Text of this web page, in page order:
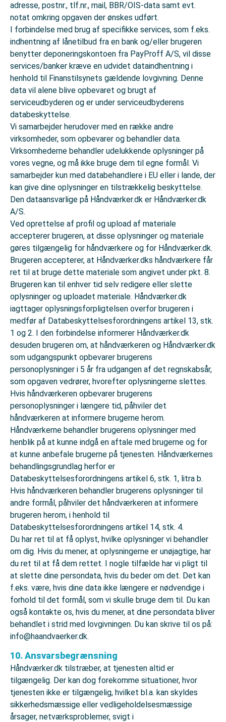
adresse, postnr., tlf.nr., mail, BBR/OIS-data samt evt.
notat omkring opgaven der ønskes udført.
I forbindelse med brug af specifikke services, som f.eks.
indhentning af lånetilbud fra en bank og/eller brugeren
benytter deponeringskontoen fra PayProff A/S, vil disse
services/banker kræve en udvidet dataindhentning i
henhold til Finanstilsynets gældende lovgivning. Denne
data vil alene blive opbevaret og brugt af
serviceudbyderen og er under serviceudbyderens
databeskyttelse.
Vi samarbejder herudover med en række andre
virksomheder, som opbevarer og behandler data.
Virksomhederne behandler udelukkende oplysninger på
vores vegne, og må ikke bruge dem til egne formål. Vi
samarbejder kun med databehandlere i EU eller i lande, der
kan give dine oplysninger en tilstrækkelig beskyttelse.
Den dataansvarlige på Håndværker.dk er Håndværker.dk
A/S.
Ved oprettelse af profil og upload af materiale
accepterer brugeren, at disse oplysninger og materiale
gøres tilgængelig for håndværkere og for Håndværker.dk.
Brugeren accepterer, at Håndværker.dks håndværkere får
ret til at bruge dette materiale som angivet under pkt. 8.
Brugeren kan til enhver tid selv redigere eller slette
oplysninger og uploadet materiale. Håndværker.dk
iagttager oplysningsforpligtelsen overfor brugeren i
medfør af Databeskyttelsesforordningens artikel 13, stk.
1 og 2. I den forbindelse informerer Håndværker.dk
desuden brugeren om, at håndværkeren og Håndværker.dk
som udgangspunkt opbevarer brugerens
personoplysninger i 5 år fra udgangen af det regnskabsår,
som opgaven vedrører, hvorefter oplysningerne slettes.
Hvis håndværkeren opbevarer brugerens
personoplysninger i længere tid, påhviler det
håndværkeren at informere brugerne herom.
Håndværkerne behandler brugerens oplysninger med
henblik på at kunne indgå en aftale med brugerne og for
at kunne anbefale brugerne på tjenesten. Håndværkernes
behandlingsgrundlag herfor er
Databeskyttelsesforordningens artikel 6, stk. 1, litra b.
Hvis håndværkeren behandler brugerens oplysninger til
andre formål, påhviler det håndværkeren at informere
brugeren herom, i henhold til
Databeskyttelsesforordningens artikel 14, stk. 4.
Du har ret til at få oplyst, hvilke oplysninger vi behandler
om dig. Hvis du mener, at oplysningerne er unøjagtige, har
du ret til at få dem rettet. I nogle tilfælde har vi pligt til
at slette dine persondata, hvis du beder om det. Det kan
f.eks. være, hvis dine data ikke længere er nødvendige i
forhold til det formål, som vi skulle bruge dem til. Du kan
også kontakte os, hvis du mener, at dine persondata bliver
behandlet i strid med lovgivningen. Du kan skrive til os på:
info@haandvaerker.dk.
10. Ansvarsbegrænsning
Håndværker.dk tilstræber, at tjenesten altid er
tilgængelig. Der kan dog forekomme situationer, hvor
tjenesten ikke er tilgængelig, hvilket bl.a. kan skyldes
sikkerhedsmæssige eller vedligeholdelsesmæssige
årsager, netværksproblemer, svigt i